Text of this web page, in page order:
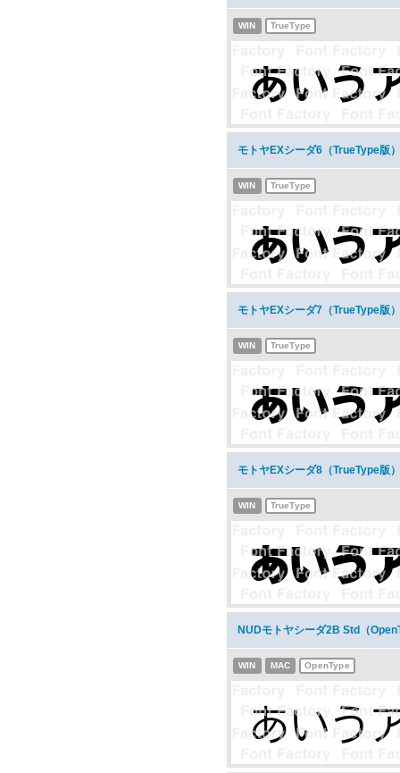
WIN TrueType
モトヤEXシーダ6（TrueType版
WIN TrueType
モトヤEXシーダ7（TrueType版
WIN TrueType
モトヤEXシーダ8（TrueType版
WIN TrueType
NUDモトヤシーダ2B Std（
WIN MAC OpenType